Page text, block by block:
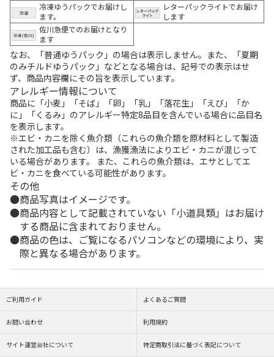
冷凍ゆうパックでお届けし
ます。
レターパックライトでお届け
します
佐川急便でのお届けとなり
ます
なお、「普通ゆうパック」の場合は表示しません。また、「夏期
のみチルドゆうパック」などとなる場合は、記号での表示はせ
ず、商品内容欄にその旨を表示しています。
アレルギー情報について
商品に「小麦」「そば」「卵」「乳」「落花生」「えび」「か
に」「くるみ」のアレルギー特定8品目を含んでいる場合に品目名
を表示します。
※エビ・カニを除く魚介類（これらの魚介類を原材料として製造
された加工品も含む）は、漁獲漁法によりエビ・カニが混じって
いる場合があります。 また、これらの魚介類は、エサとしてエ
ビ・カニを食べている可能性があります。
その他
商品写真はイメージです。
商品内容として記載されていない「小道具類」はお届け
する商品に含まれておりません。
商品の色は、ご覧になるパソコンなどの環境により、実
際と異なる場合があります。
ご利用ガイド よくあるご質問
お問い合わせ 利用規約
サイト運営会社について 特定商取引法に基づく表記について